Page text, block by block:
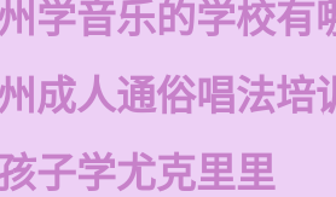
学音乐的学校有
成人通俗唱法培
子学尤克里里